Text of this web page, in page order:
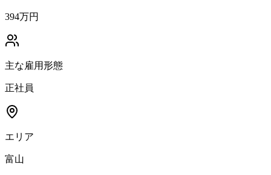
394万円
主な雇用形態
正社員
エリア
富山